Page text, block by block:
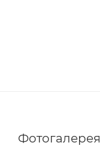
Фотогалерея